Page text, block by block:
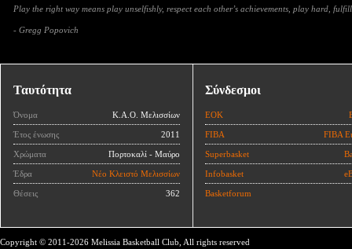
Play the right way means play unselfishly, respect each other’s achievements, play hard,
- Gregg Popovich
Ταυτότητα
Όνομα Κ.Α.Ο. Μελισσίων
Έτος ένωσης 2011
Χρώματα Πορτοκαλί - Μαύρο
Έδρα Νέο Κλειστό Μελισσίων
Θέσεις 362
Σύνδεσμοι
ΕΟΚ
FIBA FIBA
Superbasket
Infobasket
Basketforum
Copyright © 2011-2026 Melissia Basketball Club, All rights reserved